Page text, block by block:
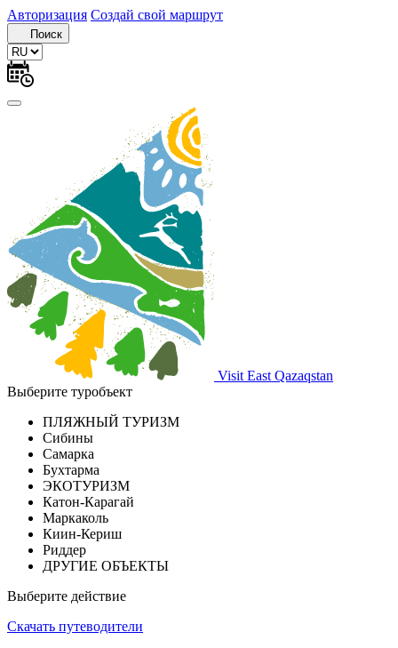
Авторизация Создай свой маршрут
Поиск
Visit East Qazaqstan
Выберите туробъект
ПЛЯЖНЫЙ ТУРИЗМ
Сибины
Самарка
Бухтарма
ЭКОТУРИЗМ
Катон-Карагай
Маркаколь
Киин-Кериш
Риддер
ДРУГИЕ ОБЪЕКТЫ
Выберите действие
Скачать путеводители